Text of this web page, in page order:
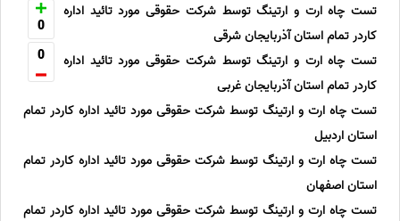
0
0
تست چاه ارت و ارتینگ توسط شرکت حقوقی مورد تائید اداره
کاردر تمام استان آذربایجان شرقی
تست چاه ارت و ارتینگ توسط شرکت حقوقی مورد تائید اداره
کاردر تمام استان آذربایجان غربی
تست چاه ارت و ارتینگ توسط شرکت حقوقی مورد تائید اداره کاردر تمام
استان اردبیل
تست چاه ارت و ارتینگ توسط شرکت حقوقی مورد تائید اداره کاردر تمام
استان اصفهان
تست چاه ارت و ارتینگ توسط شرکت حقوقی مورد تائید اداره کاردر تمام